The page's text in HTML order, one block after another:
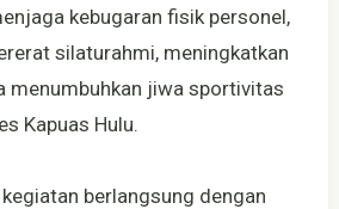
kebugaran fisik personel,
silaturahmi, meningkatkan
menumbuhkan jiwa sportivitas
Kapuas Hulu.
berlangsung dengan